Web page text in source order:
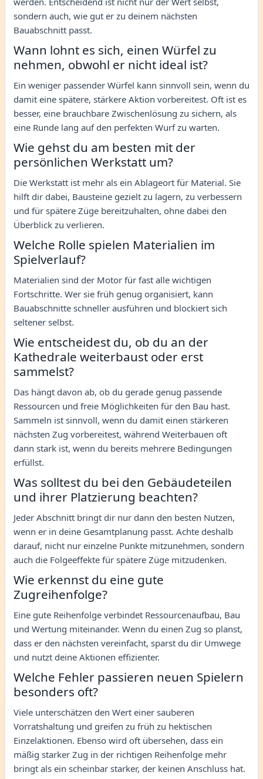
sondern auch, wie gut er zu deinem nächsten
Bauabschnitt passt.
Wann lohnt es sich, einen Würfel zu
nehmen, obwohl er nicht ideal ist?
Ein weniger passender Würfel kann sinnvoll sein, wenn du
damit eine spätere, stärkere Aktion vorbereitest. Oft ist es
besser, eine brauchbare Zwischenlösung zu sichern, als
eine Runde lang auf den perfekten Wurf zu warten.
Wie gehst du am besten mit der
persönlichen Werkstatt um?
Die Werkstatt ist mehr als ein Ablageort für Material. Sie
hilft dir dabei, Bausteine gezielt zu lagern, zu verbessern
und für spätere Züge bereitzuhalten, ohne dabei den
Überblick zu verlieren.
Welche Rolle spielen Materialien im
Spielverlauf?
Materialien sind der Motor für fast alle wichtigen
Fortschritte. Wer sie früh genug organisiert, kann
Bauabschnitte schneller ausführen und blockiert sich
seltener selbst.
Wie entscheidest du, ob du an der
Kathedrale weiterbaust oder erst
sammelst?
Das hängt davon ab, ob du gerade genug passende
Ressourcen und freie Möglichkeiten für den Bau hast.
Sammeln ist sinnvoll, wenn du damit einen stärkeren
nächsten Zug vorbereitest, während Weiterbauen oft
dann stark ist, wenn du bereits mehrere Bedingungen
erfüllst.
Was solltest du bei den Gebäudeteilen
und ihrer Platzierung beachten?
Jeder Abschnitt bringt dir nur dann den besten Nutzen,
wenn er in deine Gesamtplanung passt. Achte deshalb
darauf, nicht nur einzelne Punkte mitzunehmen, sondern
auch die Folgeeffekte für spätere Züge mitzudenken.
Wie erkennst du eine gute
Zugreihenfolge?
Eine gute Reihenfolge verbindet Ressourcenaufbau, Bau
und Wertung miteinander. Wenn du einen Zug so planst,
dass er den nächsten vereinfacht, sparst du dir Umwege
und nutzt deine Aktionen effizienter.
Welche Fehler passieren neuen Spielern
besonders oft?
Viele unterschätzen den Wert einer sauberen
Vorratshaltung und greifen zu früh zu hektischen
Einzelaktionen. Ebenso wird oft übersehen, dass ein
mäßig starker Zug in der richtigen Reihenfolge mehr
bringt als ein scheinbar starker, der keinen Anschluss hat.